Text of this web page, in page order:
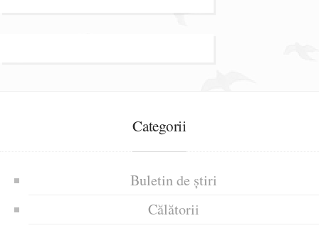
Categorii
Buletin de știri
Călătorii